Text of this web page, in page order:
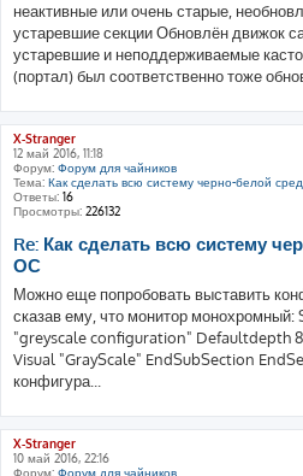
неактивные или очень старые,
устаревшие секции Обновлён движок
устаревшие и неподдерживаемые
(портал) был соответственно тоже
X-Stranger
12 май 2016, 11:18
Форум: Форум для чайников
Тема: Как сделать всю систему черно-белой
Ответы: 16
Просмотры: 226132
Re: Как сделать всю систему
ОС
Можно еще попробовать выставить
сказав ему, что монитор
"greyscale configuration" Defaultdepth
Visual "GrayScale" EndSubSection
конфигура...
X-Stranger
10 май 2016, 22:16
Форум: Форум для чайников